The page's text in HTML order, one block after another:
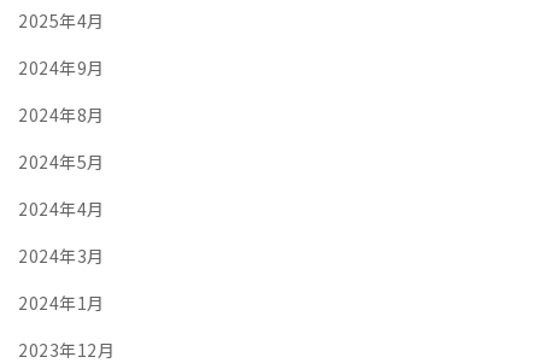
2025年4月
2024年9月
2024年8月
2024年5月
2024年4月
2024年3月
2024年1月
2023年12月